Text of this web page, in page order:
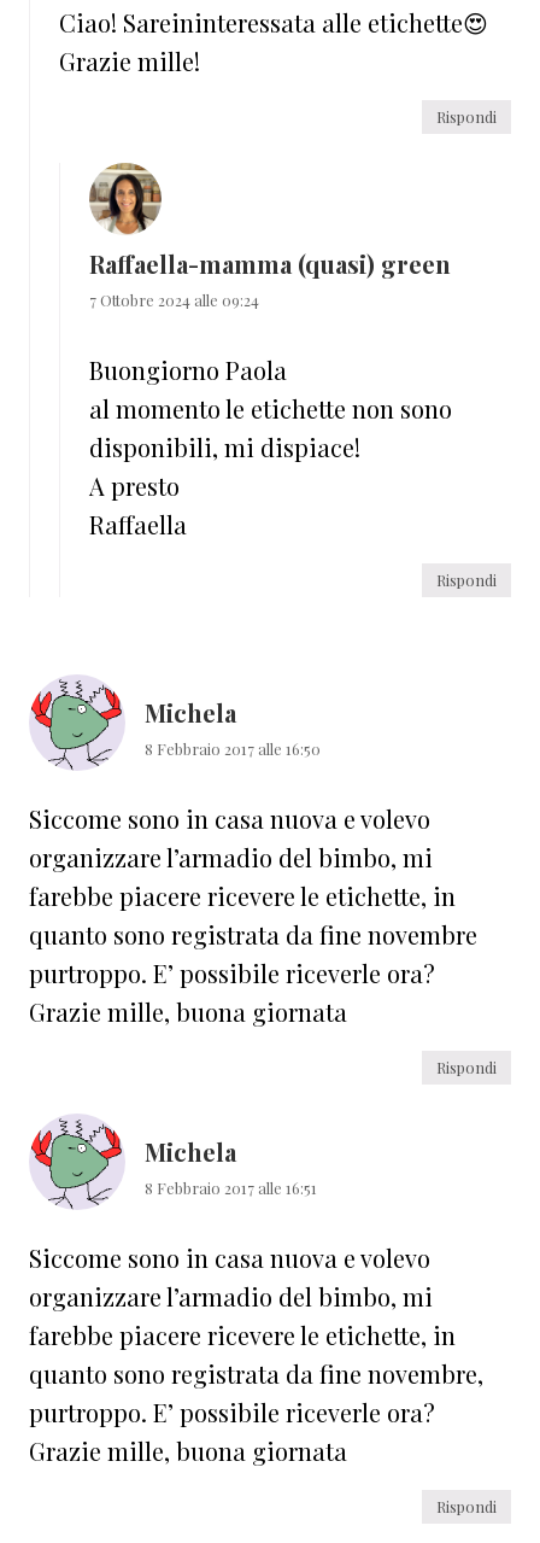
Ciao! Sareininteressata alle etichette😍
Grazie mille!
Rispondi
Raffaella-mamma (quasi) green
7 Ottobre 2024 alle 09:24
Buongiorno Paola
al momento le etichette non sono
disponibili, mi dispiace!
A presto
Raffaella
Rispondi
Michela
8 Febbraio 2017 alle 16:50
Siccome sono in casa nuova e volevo
organizzare l’armadio del bimbo, mi
farebbe piacere ricevere le etichette, in
quanto sono registrata da fine novembre
purtroppo. E’ possibile riceverle ora?
Grazie mille, buona giornata
Rispondi
Michela
8 Febbraio 2017 alle 16:51
Siccome sono in casa nuova e volevo
organizzare l’armadio del bimbo, mi
farebbe piacere ricevere le etichette, in
quanto sono registrata da fine novembre,
purtroppo. E’ possibile riceverle ora?
Grazie mille, buona giornata
Rispondi